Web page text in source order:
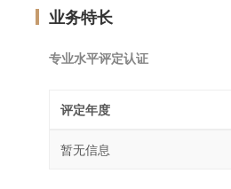
业务特长
专业水平评定认证
评定年度
暂无信息